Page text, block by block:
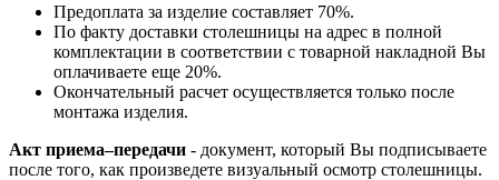
Предоплата за изделие составляет 70%.
По факту доставки столешницы на адрес в полной
комплектации в соответствии с товарной накладной Вы
оплачиваете еще 20%.
Окончательный расчет осуществляется только после
монтажа изделия.
Акт приема–передачи - документ, который Вы подписываете
после того, как произведете визуальный осмотр столешницы.